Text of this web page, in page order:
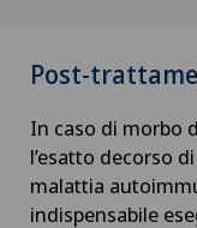
Ernia disco
Farmacia clinica
Post-
In caso di morbo
l’esatto decorso
malattia
indispensabile